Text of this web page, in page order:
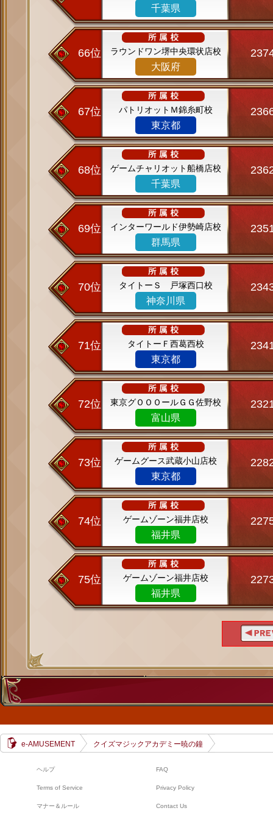
千葉県
66位 ラウンドワン堺中央環状店校
大阪府
67位 パトリオットＭ錦糸町校
東京都
68位 ゲームチャリオット船橋店校
千葉県
69位 インターワールド伊勢崎店校
群馬県
70位 タイトーＳ 戸塚西口校
神奈川県
71位 タイトーＦ西葛西校
東京都
72位 東京グＯＯＯールＧＧ佐野校
富山県
73位 ゲームグース武蔵小山店校
東京都
74位 ゲームゾーン福井店校
福井県
75位 ゲームゾーン福井店校
福井県
e-AMUSEMENT クイズマジックアカデミー暁の鐘
ヘルプ FAQ
Terms of Service Privacy Policy
マナー＆ルール Contact Us